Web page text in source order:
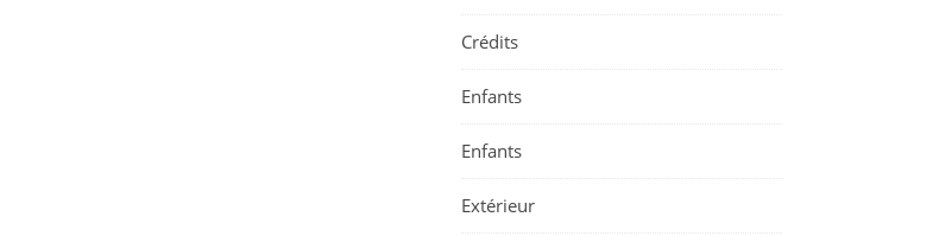
Crédits
Enfants
Enfants
Extérieur